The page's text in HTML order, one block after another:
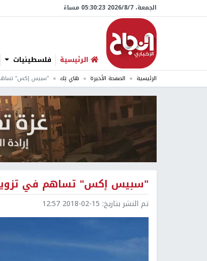
الجمعة، 7/‏8/‏2026 05:30:24 مساءً
الرئيسية فلسطينيات
الرئيسية الصفحة الأخيرة هاي تِك "سبيس إكس" تساهم
"سبيس إكس" تساهم في تزويد
تم النشر بتاريخ: 2018-02-15 12:57